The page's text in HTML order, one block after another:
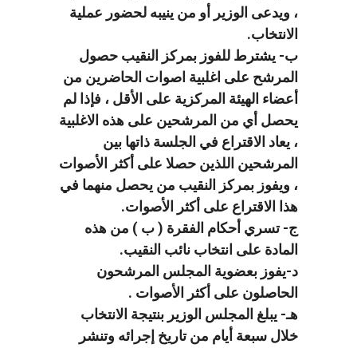
، ويدعى الوزير أو من ينيبه لحضور عملية
الانتخاب.
ب- يشترط للفوز بمركز النقيب حصول
المرشح على اغلبية اصوات الحاضرين من
أعضاء الهيئة المركزية على الأقل ، فإذا لم
يحصل أي من المرشحين على هذه الاغلبية
، يعاد الاقتراع في الجلسة ذاتها بين
المرشحين اللذين حصلا على أكثر الأصوات
، ويفوز بمركز النقيب من يحصل منهما في
هذا الاقتراع على أكثر الأصوات.
ج- تسري أحكام الفقرة ( ب ) من هذه
المادة على انتخاب نائب النقيب.
د-يفوز بعضوية المجلس المرشحون
الحاصلون على أكثر الأصوات .
هـ- يبلغ المجلس الوزير بنتيجة الانتخاب
خلال سبعة أيام من تاريخ إجرائه وتنشر